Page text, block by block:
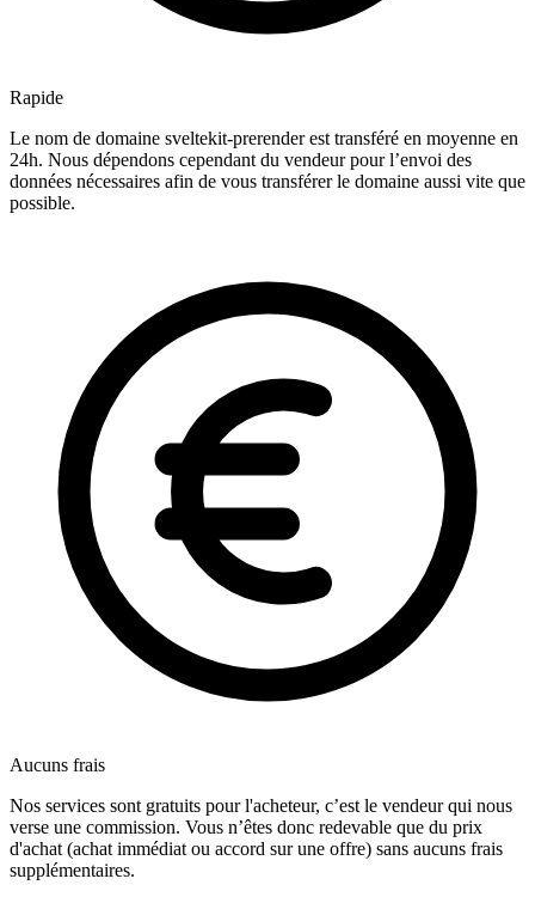
Rapide
Le nom de domaine sveltekit-prerender est transféré en moyenne en
24h. Nous dépendons cependant du vendeur pour l’envoi des
données nécessaires afin de vous transférer le domaine aussi vite que
possible.
Aucuns frais
Nos services sont gratuits pour l'acheteur, c’est le vendeur qui nous
verse une commission. Vous n’êtes donc redevable que du prix
d'achat (achat immédiat ou accord sur une offre) sans aucuns frais
supplémentaires.